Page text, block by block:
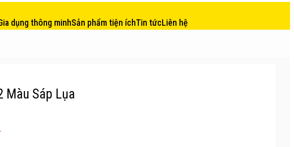
dụng thông minhSản phẩm tiện íchTin tứcLiên hệ
Màu Sáp Lụa